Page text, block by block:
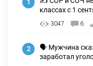
1
классах с 1
3047 6
2
🗣 Мужчина
заработал